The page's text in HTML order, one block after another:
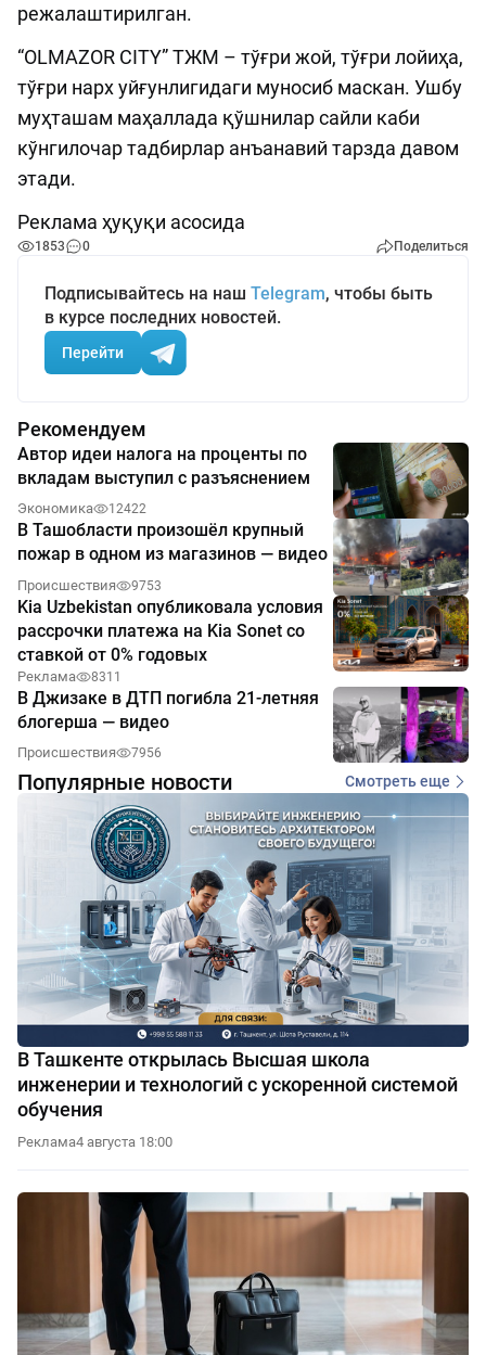
режалаштирилган.
“OLMAZOR CITY” ТЖМ – тўғри жой, тўғри лойиҳа,
тўғри нарх уйғунлигидаги муносиб маскан. Ушбу
муҳташам маҳаллада қўшнилар сайли каби
кўнгилочар тадбирлар анъанавий тарзда давом
этади.
Реклама ҳуқуқи асосида
1853 0 Поделиться
Подписывайтесь на наш Telegram, чтобы быть
в курсе последних новостей.
Перейти
Рекомендуем
Автор идеи налога на проценты по
вкладам выступил с разъяснением
Экономика 12422
В Ташобласти произошёл крупный
пожар в одном из магазинов — видео
Происшествия 9753
Kia Uzbekistan опубликовала условия
рассрочки платежа на Kia Sonet со
ставкой от 0% годовых
Реклама 8311
В Джизаке в ДТП погибла 21-летняя
блогерша — видео
Происшествия 7956
Популярные новости Смотреть еще
В Ташкенте открылась Высшая школа
инженерии и технологий с ускоренной системой
обучения
Реклама4 августа 18:00